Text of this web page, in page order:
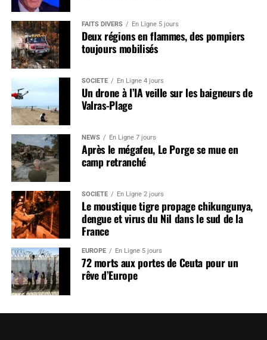
FAITS DIVERS En Ligne 5 jours
Deux régions en flammes, des pompiers
toujours mobilisés
SOCIÉTÉ En Ligne 4 jours
Un drone à l’IA veille sur les baigneurs de
Valras-Plage
NEWS En Ligne 7 jours
Après le mégafeu, Le Porge se mue en
camp retranché
SOCIÉTÉ En Ligne 2 jours
Le moustique tigre propage chikungunya,
dengue et virus du Nil dans le sud de la
France
EUROPE En Ligne 5 jours
72 morts aux portes de Ceuta pour un
rêve d’Europe